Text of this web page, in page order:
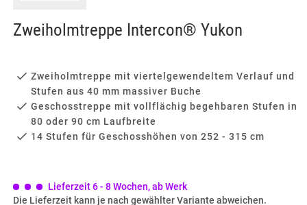
Zweiholmtreppe Intercon® Yukon
Zweiholmtreppe mit viertelgewendeltem Verlauf und
Stufen aus 40 mm massiver Buche
Geschosstreppe mit vollflächig begehbaren Stufen in
80 oder 90 cm Laufbreite
14 Stufen für Geschosshöhen von 252 - 315 cm
Lieferzeit 6 - 8 Wochen, ab Werk
Die Lieferzeit kann je nach gewählter Variante abweichen.